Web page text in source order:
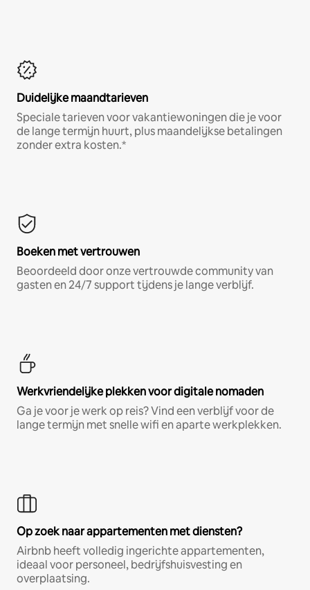
Duidelijke maandtarieven
Speciale tarieven voor vakantiewoningen die je voor
de lange termijn huurt, plus maandelijkse betalingen
zonder extra kosten.*
Boeken met vertrouwen
Beoordeeld door onze vertrouwde community van
gasten en 24/7 support tijdens je lange verblijf.
Werkvriendelijke plekken voor digitale nomaden
Ga je voor je werk op reis? Vind een verblijf voor de
lange termijn met snelle wifi en aparte werkplekken.
Op zoek naar appartementen met diensten?
Airbnb heeft volledig ingerichte appartementen,
ideaal voor personeel, bedrijfshuisvesting en
overplaatsing.